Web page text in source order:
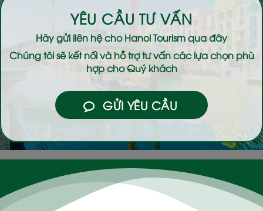
YÊU CẦU TƯ VẤN
Hãy gửi liên hệ choHanoi Tourismqua đây
Chúng tôi sẽ kết nối và hỗ trợ tư vấn các lựa chọn phù
hợp cho Quý khách
GỬI YÊU CẦU